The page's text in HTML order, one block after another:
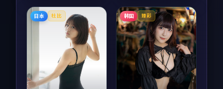
日本 杜比 韩国 臻彩